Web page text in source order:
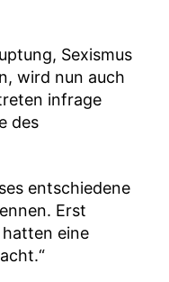
Sexismus
wird nun auch
infrage
des
entschiedene
Erst
eine